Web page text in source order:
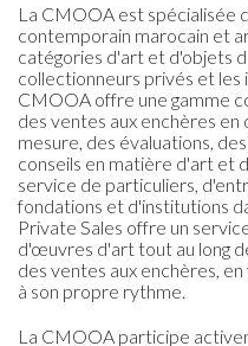
La CMOOA est spécialisée
contemporain marocain et
catégories d'art et d'objets
collectionneurs privés et les
CMOOA offre une gamme
des ventes aux enchères
mesure, des évaluations,
conseils en matière d'art et
service de particuliers,
fondations et d'institutions
Private Sales offre un
d'œuvres d'art tout au long
des ventes aux enchères,
à son propre rythme.
La CMOOA participe